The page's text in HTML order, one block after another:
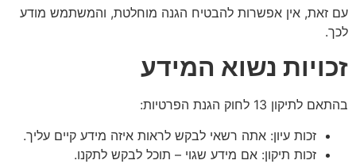
עם זאת, אין אפשרות להבטיח הגנה מוחלטת, והמשתמש מודע
לכך.
זכויות נשוא המידע
בהתאם לתיקון 13 לחוק הגנת הפרטיות:
זכות עיון: אתה רשאי לבקש לראות איזה מידע קיים עליך.
זכות תיקון: אם מידע שגוי – תוכל לבקש לתקנו.